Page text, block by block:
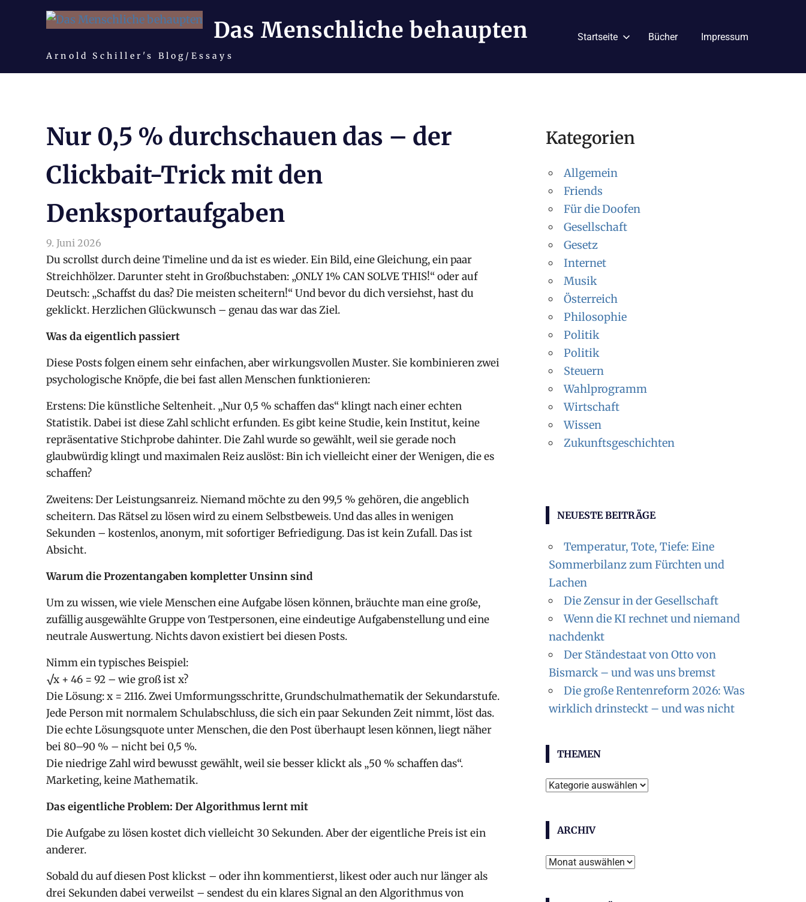
Das Menschliche behaupten
Arnold Schiller's Blog/Essays
Startseite Bücher Impressum
Nur 0,5 % durchschauen das – der
Clickbait-Trick mit den
Denksportaufgaben
9. Juni 2026
Du scrollst durch deine Timeline und da ist es wieder. Ein Bild, eine Gleichung, ein paar
Streichhölzer. Darunter steht in Großbuchstaben: „ONLY 1% CAN SOLVE THIS!“ oder auf
Deutsch: „Schaffst du das? Die meisten scheitern!“ Und bevor du dich versiehst, hast du
geklickt. Herzlichen Glückwunsch – genau das war das Ziel.
Was da eigentlich passiert
Diese Posts folgen einem sehr einfachen, aber wirkungsvollen Muster. Sie kombinieren zwei
psychologische Knöpfe, die bei fast allen Menschen funktionieren:
Erstens: Die künstliche Seltenheit. „Nur 0,5 % schaffen das“ klingt nach einer echten
Statistik. Dabei ist diese Zahl schlicht erfunden. Es gibt keine Studie, kein Institut, keine
repräsentative Stichprobe dahinter. Die Zahl wurde so gewählt, weil sie gerade noch
glaubwürdig klingt und maximalen Reiz auslöst: Bin ich vielleicht einer der Wenigen, die es
schaffen?
Zweitens: Der Leistungsanreiz. Niemand möchte zu den 99,5 % gehören, die angeblich
scheitern. Das Rätsel zu lösen wird zu einem Selbstbeweis. Und das alles in wenigen
Sekunden – kostenlos, anonym, mit sofortiger Befriedigung. Das ist kein Zufall. Das ist
Absicht.
Warum die Prozentangaben kompletter Unsinn sind
Um zu wissen, wie viele Menschen eine Aufgabe lösen können, bräuchte man eine große,
zufällig ausgewählte Gruppe von Testpersonen, eine eindeutige Aufgabenstellung und eine
neutrale Auswertung. Nichts davon existiert bei diesen Posts.
Nimm ein typisches Beispiel:
√x + 46 = 92 – wie groß ist x?
Die Lösung: x = 2116. Zwei Umformungsschritte, Grundschulmathematik der Sekundarstufe.
Jede Person mit normalem Schulabschluss, die sich ein paar Sekunden Zeit nimmt, löst das.
Die echte Lösungsquote unter Menschen, die den Post überhaupt lesen können, liegt näher
bei 80–90 % – nicht bei 0,5 %.
Die niedrige Zahl wird bewusst gewählt, weil sie besser klickt als „50 % schaffen das“.
Marketing, keine Mathematik.
Das eigentliche Problem: Der Algorithmus lernt mit
Die Aufgabe zu lösen kostet dich vielleicht 30 Sekunden. Aber der eigentliche Preis ist ein
anderer.
Sobald du auf diesen Post klickst – oder ihn kommentierst, likest oder auch nur länger als
drei Sekunden dabei verweilst – sendest du ein klares Signal an den Algorithmus von
Kategorien
Allgemein
Friends
Für die Doofen
Gesellschaft
Gesetz
Internet
Musik
Österreich
Philosophie
Politik
Politik
Steuern
Wahlprogramm
Wirtschaft
Wissen
Zukunftsgeschichten
NEUESTE BEITRÄGE
Temperatur, Tote, Tiefe: Eine
Sommerbilanz zum Fürchten und
Lachen
Die Zensur in der Gesellschaft
Wenn die KI rechnet und niemand
nachdenkt
Der Ständestaat von Otto von
Bismarck – und was uns bremst
Die große Rentenreform 2026: Was
wirklich drinsteckt – und was nicht
THEMEN
Themen
ARCHIV
Archiv